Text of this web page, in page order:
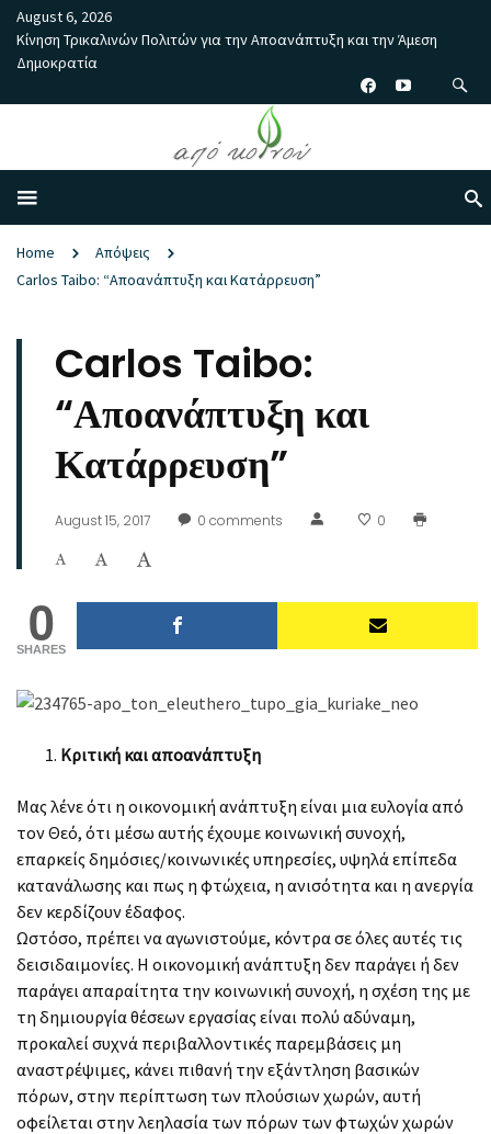
August 6, 2026
Κίνηση Τρικαλινών Πολιτών για την Αποανάπτυξη και την Άμεση
Δημοκρατία
Home
Απόψεις
Carlos Taibo: “Αποανάπτυξη και Κατάρρευση”
Carlos Taibo:
“Αποανάπτυξη και
Κατάρρευση”
August 15, 2017 0 comments 0
0
SHARES
Κριτική και αποανάπτυξη
Μας λένε ότι η οικονομική ανάπτυξη είναι μια ευλογία από
τον Θεό, ότι μέσω αυτής έχουμε κοινωνική συνοχή,
επαρκείς δημόσιες/κοινωνικές υπηρεσίες, υψηλά επίπεδα
κατανάλωσης και πως η φτώχεια, η ανισότητα και η ανεργία
δεν κερδίζουν έδαφος.
Ωστόσο, πρέπει να αγωνιστούμε, κόντρα σε όλες αυτές τις
δεισιδαιμονίες. Η οικονομική ανάπτυξη δεν παράγει ή δεν
παράγει απαραίτητα την κοινωνική συνοχή, η σχέση της με
τη δημιουργία θέσεων εργασίας είναι πολύ αδύναμη,
προκαλεί συχνά περιβαλλοντικές παρεμβάσεις μη
αναστρέψιμες, κάνει πιθανή την εξάντληση βασικών
πόρων, στην περίπτωση των πλούσιων χωρών, αυτή
οφείλεται στην λεηλασία των πόρων των φτωχών χωρών